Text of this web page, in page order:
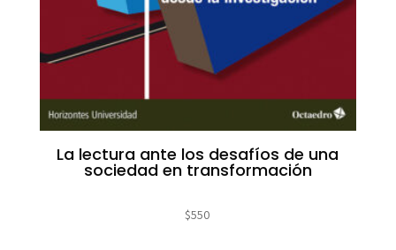
La lectura ante los desafíos de una
sociedad en transformación
$550